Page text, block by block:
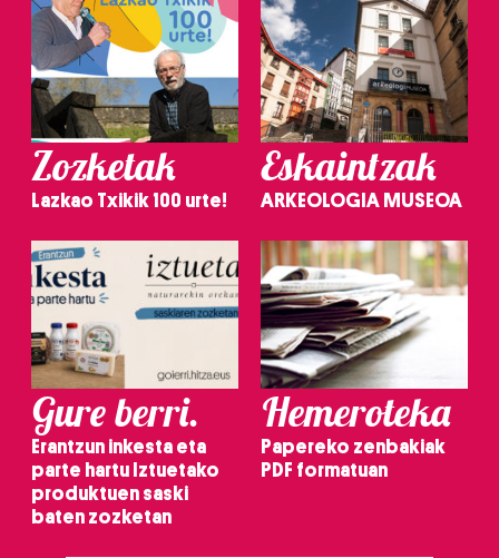
Zozketak
Lazkao Txikik 100 urte!
Eskaintzak
ARKEOLOGIA MUSEOA
Gure berri.
Erantzun inkesta eta
parte hartu Iztuetako
produktuen saski
baten zozketan
Hemeroteka
Papereko zenbakiak
PDF formatuan